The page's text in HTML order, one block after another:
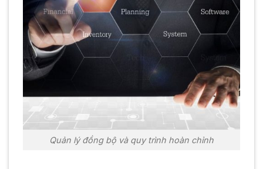
Quản lý đồng bộ và quy trình hoàn chỉnh